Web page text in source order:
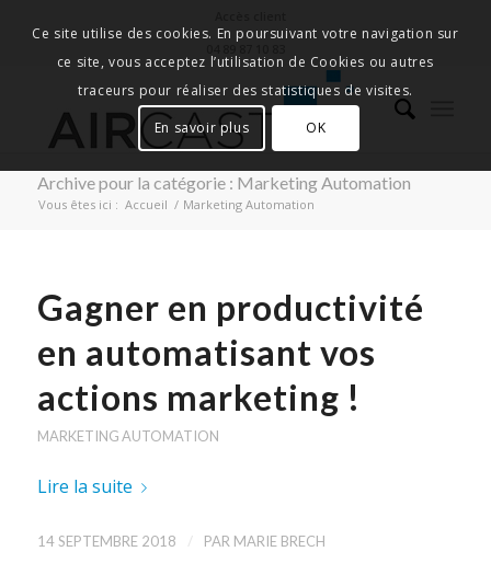
Archive pour la catégorie : Marketing Automation
Vous êtes ici : Accueil / Marketing Automation
Gagner en productivité
en automatisant vos
actions marketing !
MARKETING AUTOMATION
Lire la suite
14 SEPTEMBRE 2018 PAR MARIE BRECH
Ce site utilise des cookies. En poursuivant votre navigation sur
ce site, vous acceptez l’utilisation de Cookies ou autres
traceurs pour réaliser des statistiques de visites.
En savoir plus OK